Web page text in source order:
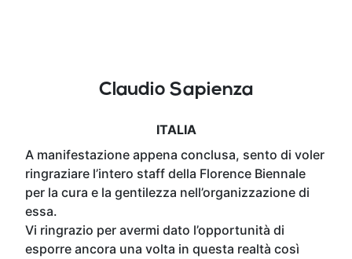
Claudio Sapienza
ITALIA
A manifestazione appena conclusa, sento di voler
ringraziare l’intero staff della Florence Biennale
per la cura e la gentilezza nell’organizzazione di
essa.
Vi ringrazio per avermi dato l’opportunità di
esporre ancora una volta in questa realtà così